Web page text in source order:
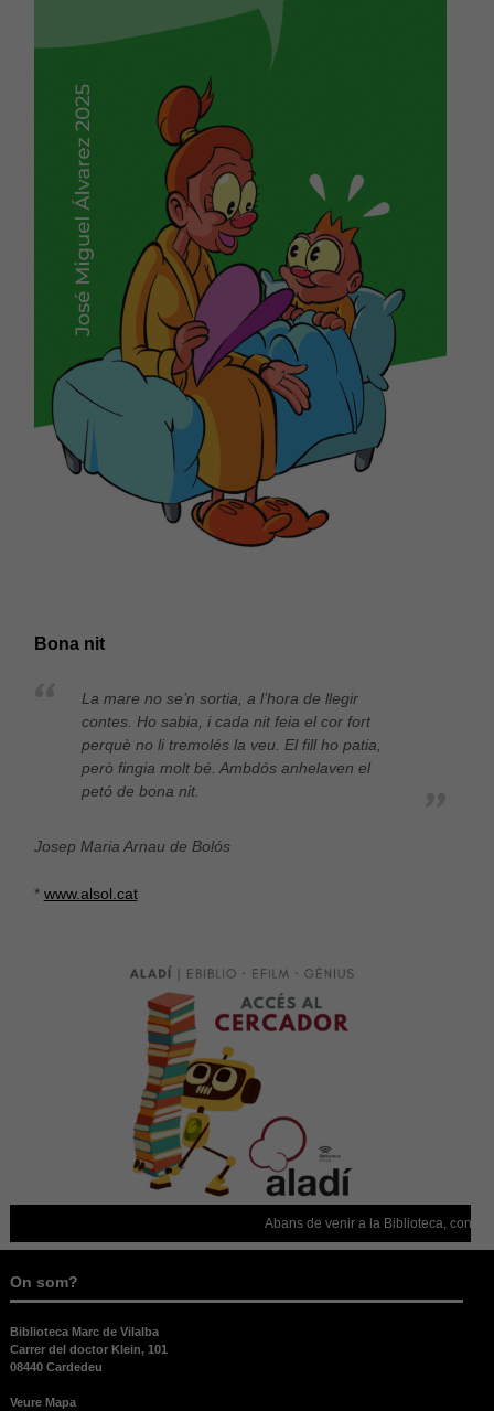
Bona nit
La mare no se’n sortia, a l’hora de llegir
contes. Ho sabia, i cada nit feia el cor fort
perquè no li tremolés la veu. El fill ho patia,
però fingia molt bé. Ambdós anhelaven el
petó de bona nit.
Josep Maria Arnau de Bolós
* www.alsol.cat
Abans de venir a la Biblioteca,
On som?
Biblioteca Marc de Vilalba
Carrer del doctor Klein, 101
08440 Cardedeu
Veure Mapa